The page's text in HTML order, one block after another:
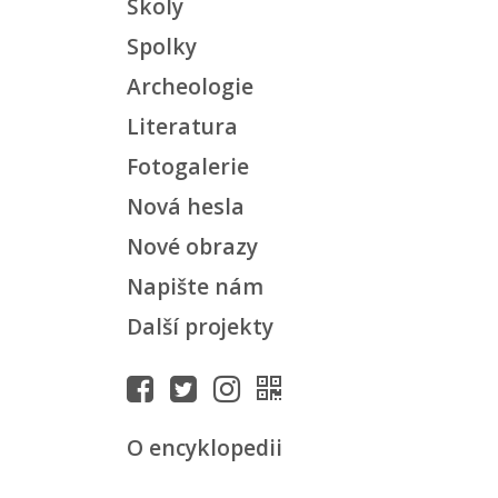
Školy
Spolky
Archeologie
Literatura
Fotogalerie
Nová hesla
Nové obrazy
Napište nám
Další projekty
O encyklopedii